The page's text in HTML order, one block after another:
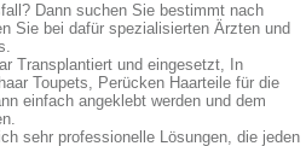
Dann suchen Sie bestimmt nach
Sie bei dafür spezialisierten Ärzten und
Transplantiert und eingesetzt, In
Toupets, Perücken Haarteile für die
einfach angeklebt werden und dem
sehr professionelle Lösungen, die jeden